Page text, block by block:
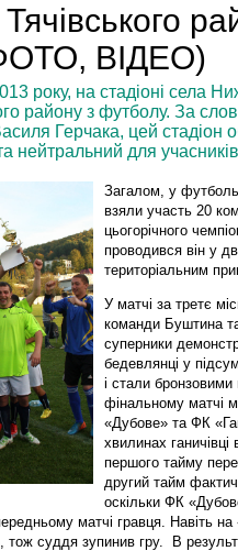
ВІДЕО)
року, на стадіоні села
району з футболу. За
Герчака, цей стадіон
нейтральний для
Загалом, у
взяли участь 20
цьогорічного
проводився він у
територіальним
У матчі за третє
команди Буштина
суперники
бедевлянці у
і стали
фінальному матчі
«Дубове» та ФК
хвилинах ганичівці
першого тайму
другий тайм
оскільки ФК
матчі гравця. Навіть на
тож суддя зупинив гру. В